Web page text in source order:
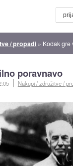
/ propadi » Kodak gre
poravnavo
Nakupi / združitve /